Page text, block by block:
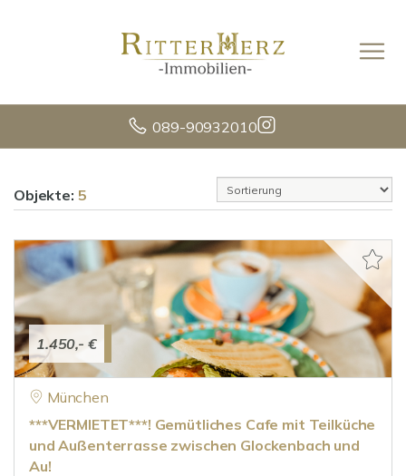
089-90932010
Objekte: 5
1.450,- €
München
***VERMIETET***! Gemütliches Cafe mit Teilküche
und Außenterrasse zwischen Glockenbach und
Au!